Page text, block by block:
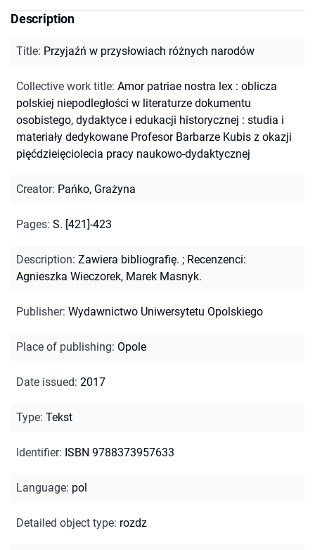
Description
Title: Przyjaźń w przysłowiach różnych narodów
Collective work title: Amor patriae nostra lex : oblicza
polskiej niepodległości w literaturze dokumentu
osobistego, dydaktyce i edukacji historycznej : studia i
materiały dedykowane Profesor Barbarze Kubis z okazji
pięćdzieięciolecia pracy naukowo-dydaktycznej
Creator: Pańko, Grażyna
Pages: S. [421]-423
Description: Zawiera bibliografię. ; Recenzenci:
Agnieszka Wieczorek, Marek Masnyk.
Publisher: Wydawnictwo Uniwersytetu Opolskiego
Place of publishing: Opole
Date issued: 2017
Type: Tekst
Identifier: ISBN 9788373957633
Language: pol
Detailed object type: rozdz